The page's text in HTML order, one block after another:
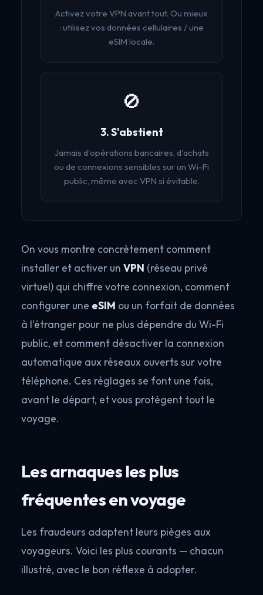
Activez votre VPN avant tout. Ou mieux
: utilisez vos données cellulaires / une
eSIM locale.
🚫
3. S'abstient
Jamais d'opérations bancaires, d'achats
ou de connexions sensibles sur un Wi-Fi
public, même avec VPN si évitable.
On vous montre concrètement comment
installer et activer un VPN (réseau privé
virtuel) qui chiffre votre connexion, comment
configurer une eSIM ou un forfait de données
à l'étranger pour ne plus dépendre du Wi-Fi
public, et comment désactiver la connexion
automatique aux réseaux ouverts sur votre
téléphone. Ces réglages se font une fois,
avant le départ, et vous protègent tout le
voyage.
Les arnaques les plus
fréquentes en voyage
Les fraudeurs adaptent leurs pièges aux
voyageurs. Voici les plus courants — chacun
illustré, avec le bon réflexe à adopter.